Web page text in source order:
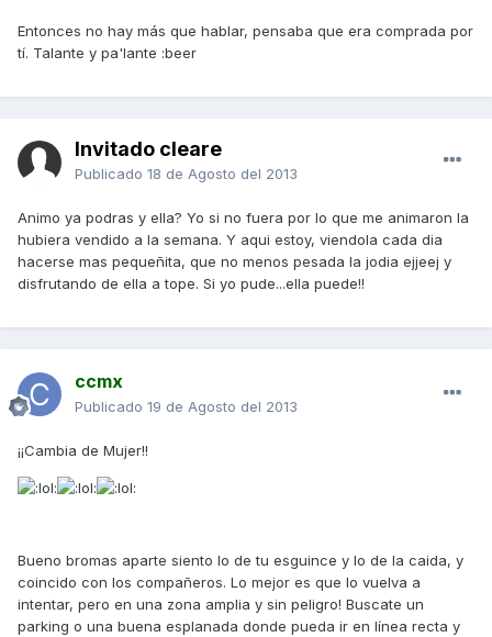
Entonces no hay más que hablar, pensaba que era comprada por
tí. Talante y pa'lante :beer
Invitado cleare
Publicado 18 de Agosto del 2013
Animo ya podras y ella? Yo si no fuera por lo que me animaron la
hubiera vendido a la semana. Y aqui estoy, viendola cada dia
hacerse mas pequeñita, que no menos pesada la jodia ejjeej y
disfrutando de ella a tope. Si yo pude...ella puede!!
ccmx
Publicado 19 de Agosto del 2013
¡¡Cambia de Mujer!!
Bueno bromas aparte siento lo de tu esguince y lo de la caida, y
coincido con los compañeros. Lo mejor es que lo vuelva a
intentar, pero en una zona amplia y sin peligro! Buscate un
parking o una buena esplanada donde pueda ir en línea recta y